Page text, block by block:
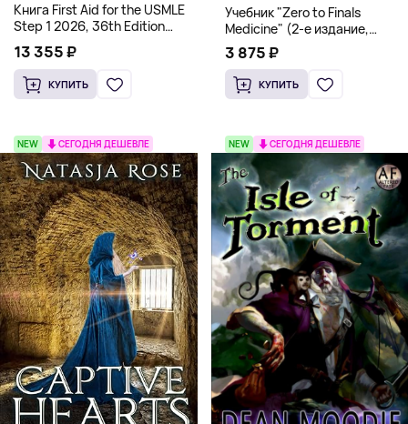
Книга First Aid for the USMLE
Step 1 2026, 36th Edition
(Мягкий переплет,
Английский язык)
13 355 ₽
КУПИТЬ
Учебник "Zero to Finals
Medicine" (2-е издание,
Мягкая обложка) Dr. Thomas
Watchman
3 875 ₽
КУПИТЬ
NEW СЕГОДНЯ ДЕШЕВЛЕ NEW СЕГОДНЯ ДЕШЕВЛЕ